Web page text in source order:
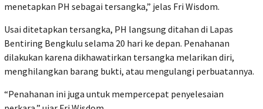
menetapkan PH sebagai tersangka,” jelas Fri Wisdom.
Usai ditetapkan tersangka, PH langsung ditahan di Lapas
Bentiring Bengkulu selama 20 hari ke depan. Penahanan
dilakukan karena dikhawatirkan tersangka melarikan diri,
menghilangkan barang bukti, atau mengulangi perbuatannya.
“Penahanan ini juga untuk mempercepat penyelesaian